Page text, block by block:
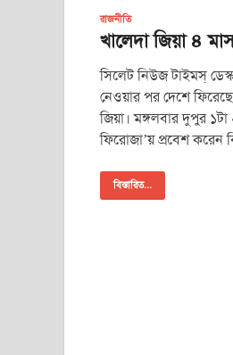
রাজনীতি
খালেদা জিয়া ৪
সিলেট নিউজ টাইমস্
নেওয়ার পর দেশে
জিয়া। মঙ্গলবার দুপুর
ফিরোজা’য় প্রবেশ করেন
বিস্তারিত...